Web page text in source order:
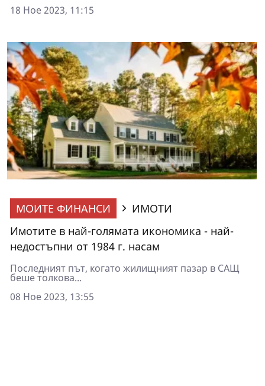
18 Ное 2023, 11:15
МОИТЕ ФИНАНСИ
ИМОТИ
Имотите в най-голямата икономика - най-
недостъпни от 1984 г. насам
Последният път, когато жилищният пазар в САЩ
беше толкова...
08 Ное 2023, 13:55